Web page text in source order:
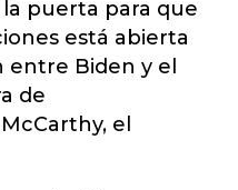
la puerta para que
está abierta
entre Biden y el
de
el